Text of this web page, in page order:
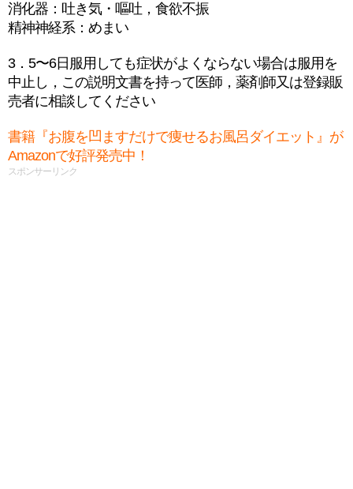
消化器：吐き気・嘔吐，食欲不振
精神神経系：めまい
3．5〜6日服用しても症状がよくならない場合は服用を
中止し，この説明文書を持って医師，薬剤師又は登録販
売者に相談してください
書籍『お腹を凹ますだけで痩せるお風呂ダイエット』が
Amazonで好評発売中！
スポンサーリンク